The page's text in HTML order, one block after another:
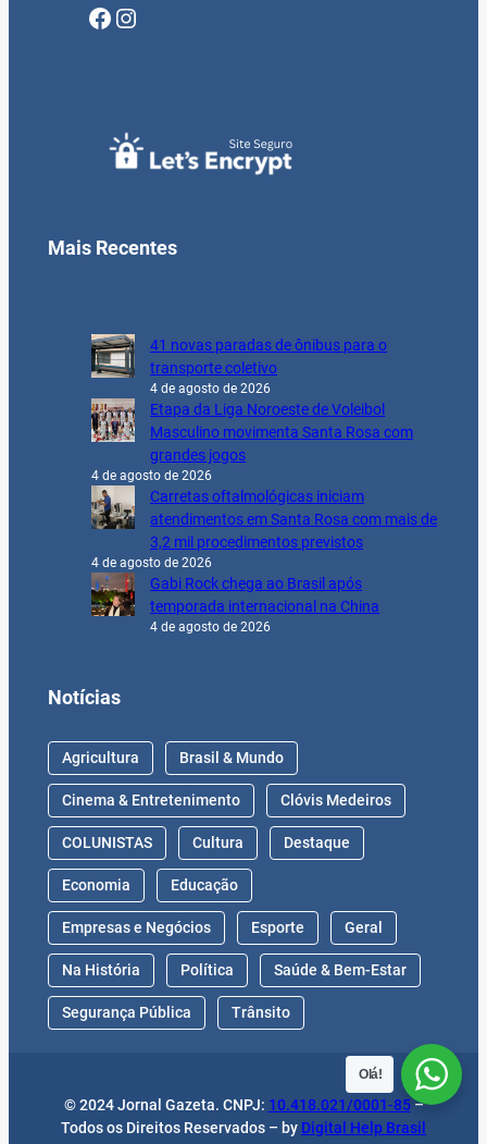
Facebook Instagram
Mais Recentes
41 novas paradas de ônibus para o
transporte coletivo
4 de agosto de 2026
Etapa da Liga Noroeste de Voleibol
Masculino movimenta Santa Rosa com
grandes jogos
4 de agosto de 2026
Carretas oftalmológicas iniciam
atendimentos em Santa Rosa com mais de
3,2 mil procedimentos previstos
4 de agosto de 2026
Gabi Rock chega ao Brasil após
temporada internacional na China
4 de agosto de 2026
Notícias
Agricultura Brasil & Mundo
Cinema & Entretenimento Clóvis Medeiros
COLUNISTAS Cultura Destaque
Economia Educação
Empresas e Negócios Esporte Geral
Na História Política Saúde & Bem-Estar
Segurança Pública Trânsito
© 2024 Jornal Gazeta. CNPJ: 10.418.021/0001-85–
Todos os Direitos Reservados – by Digital Help Brasil
Olá!